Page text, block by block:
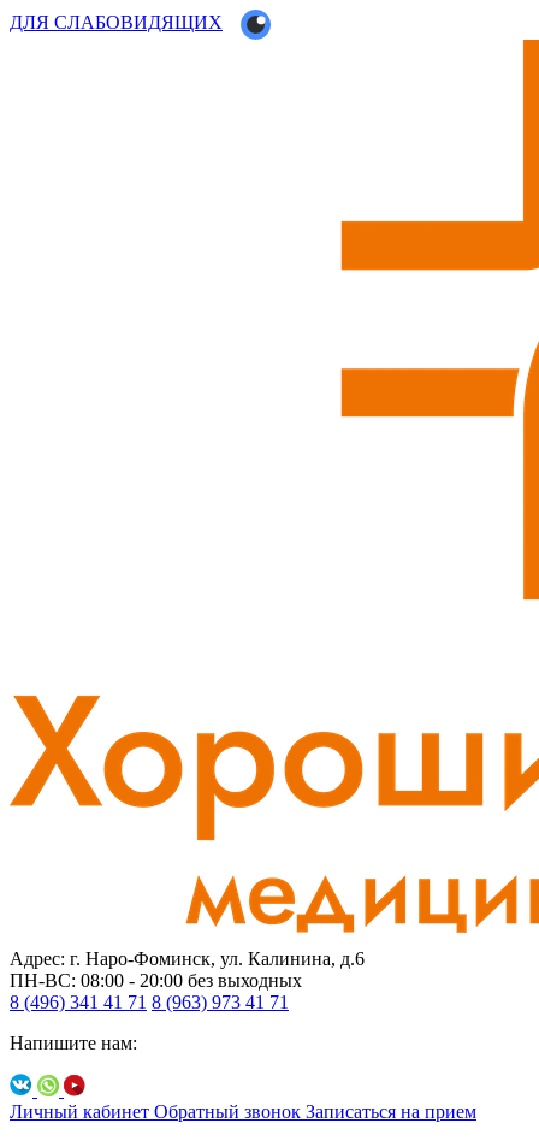
ДЛЯ СЛАБОВИДЯЩИХ
Адрес: г. Наро-Фоминск, ул. Калинина, д.6
ПН-ВС: 08:00 - 20:00 без выходных
8 (496) 341 41 71 8 (963) 973 41 71
Напишите нам:
Личный кабинет Обратный звонок Записаться на прием